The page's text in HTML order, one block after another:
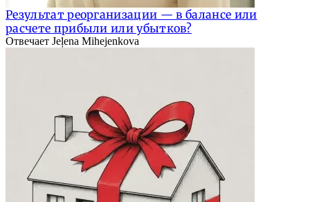
Результат реорганизации — в балансе или
расчете прибыли или убытков?
Отвечает Jeļena Mihejenkova